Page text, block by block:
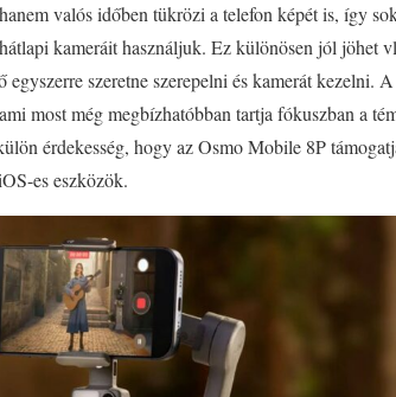
valós időben tükrözi a telefon képét is, így
kameráit használjuk. Ez különösen jól jöhet
szeretne szerepelni és kamerát kezelni.
most még megbízhatóbban tartja fókuszban a
érdekesség, hogy az Osmo Mobile 8P
es eszközök.